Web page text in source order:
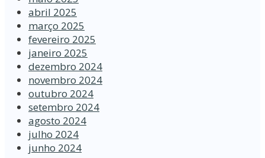
abril 2025
março 2025
fevereiro 2025
janeiro 2025
dezembro 2024
novembro 2024
outubro 2024
setembro 2024
agosto 2024
julho 2024
junho 2024